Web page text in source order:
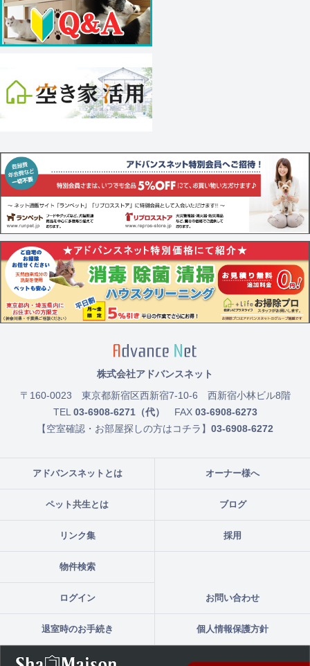
アドバンスネットとは オーナー様へ
ペット共生とは ブログ
リンク集 採用
物件検索
ログイン お問い合わせ
退室時のお手続き 個人情報保護方針
株式会社アドバンスネット
〒160-0023 東京都新宿区西新宿7-10-6 西新宿小林ビル8階
TEL 03-6908-6271（代） FAX 03-6908-6273
【空室確認・お部屋探しの方はコチラ】 03-6908-6272